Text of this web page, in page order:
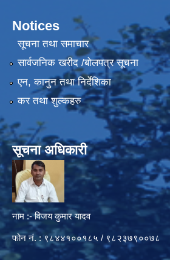
Notices
सूचना तथा समाचार
सार्वजनिक खरीद /बोलपत्र सूचना
एन, कानुन तथा निर्देशिका
कर तथा शुल्कहरु
सूचना अधिकारी
नाम :- विजय कुमार यादव
फोन नं. : ९८४४१००१८५ / ९८२३७९००७८